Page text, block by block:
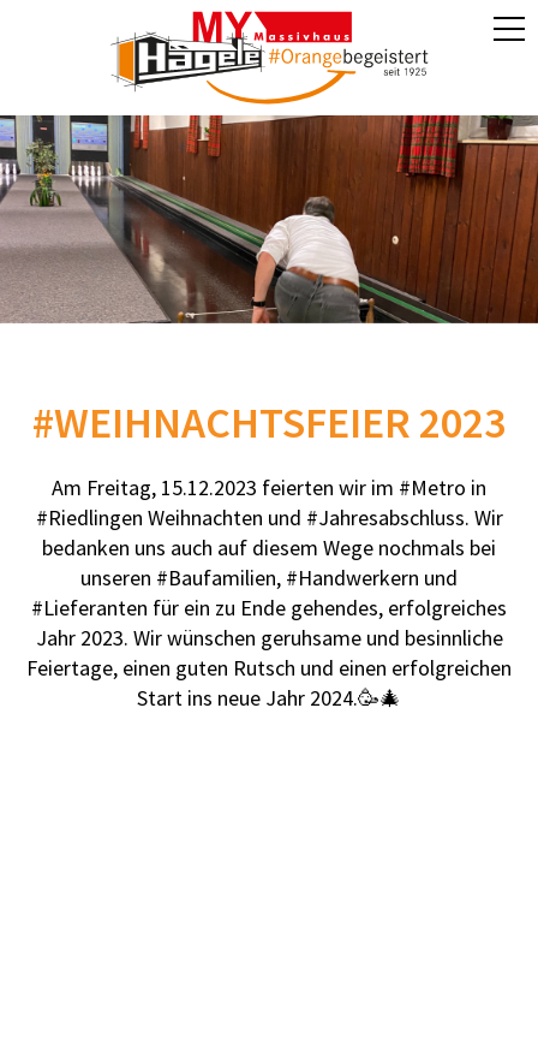
#WEIHNACHTSFEIER 2023
Am Freitag, 15.12.2023 feierten wir im #Metro in
#Riedlingen Weihnachten und #Jahresabschluss. Wir
bedanken uns auch auf diesem Wege nochmals bei
unseren #Baufamilien, #Handwerkern und
#Lieferanten für ein zu Ende gehendes, erfolgreiches
Jahr 2023. Wir wünschen geruhsame und besinnliche
Feiertage, einen guten Rutsch und einen erfolgreichen
Start ins neue Jahr 2024.🥳🎄